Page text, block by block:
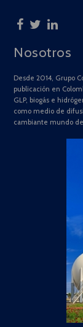
Nosotros
Desde 2014, Grupo
publicación en
GLP, biogás e
como medio de
cambiante mundo